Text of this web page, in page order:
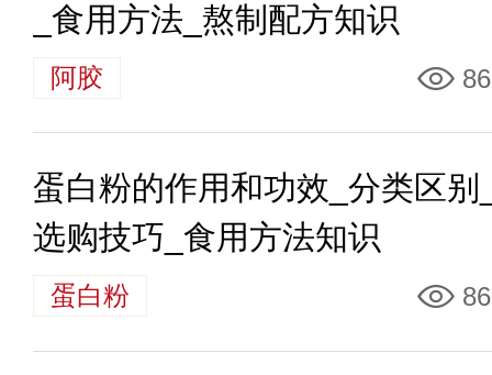
_食用方法_熬制配方知识
阿胶
蛋白粉的作用和功效_分类区别
选购技巧_食用方法知识
蛋白粉